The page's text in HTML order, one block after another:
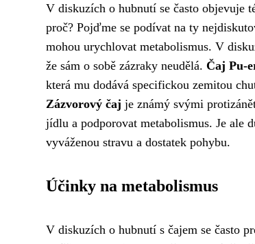
V diskuzích o hubnutí se často objevuje
proč? Pojďme se podívat na ty
mohou urychlovat metabolismus. V
že sám o sobě zázraky neudělá. Čaj Pu-
která mu dodává specifickou zemitou
Zázvorový čaj je známý svými
jídlu a podporovat metabolismus. Je ale
vyváženou stravu a dostatek pohybu.
Účinky na metabolismus
V diskuzích o hubnutí s čajem se často